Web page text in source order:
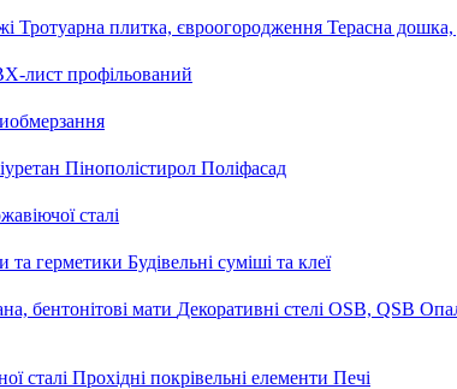
Тротуарна плитка, євроогородження Терасна дошка,
лист профільований
Пінополістирол Поліфасад
сталі
та герметики Будівельні суміші та клеї
бентонітові мати Декоративні стелі OSB, QSB
сталі Прохідні покрівельні елементи Печі